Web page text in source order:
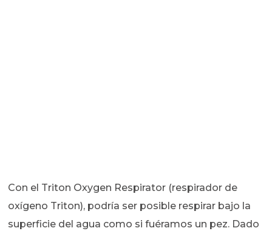
Con el Triton Oxygen Respirator (respirador de
oxígeno Triton), podría ser posible respirar bajo la
superficie del agua como si fuéramos un pez. Dado